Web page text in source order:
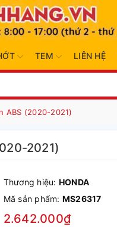
TEM LIÊN HỆ
ABS (2020-2021)
2021)
Thương hiệu: HONDA
Mã sản phẩm: MS26317
2.642.000₫